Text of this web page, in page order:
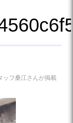
ッフ桑江さんが掲載